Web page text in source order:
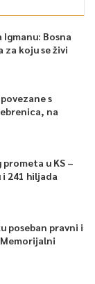
Igmanu: Bosna
za koju se živi
s
na
u KS –
241 hiljada
poseban pravni i